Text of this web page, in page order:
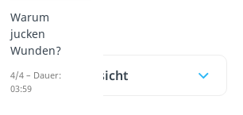
unserem
Inhaltsübersicht
Warum
jucken
Wunden?
4/4 – Dauer:
03:59